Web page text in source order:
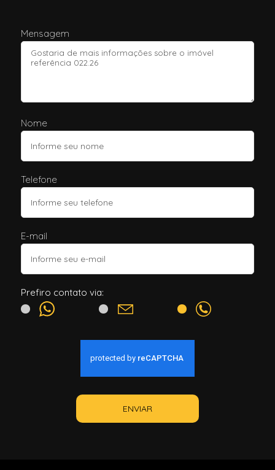
Mensagem
Nome
Telefone
E-mail
Prefiro contato via:
ENVIAR